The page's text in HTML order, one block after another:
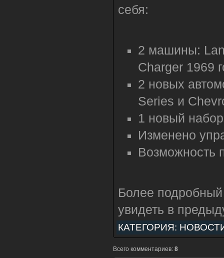
себя:
2 машины:
Charger 1969
2 новых
Series и
1 новый
Изменено
Возможность
Более
увидеть в
КАТЕГОРИЯ:
Всего комментариев: 8